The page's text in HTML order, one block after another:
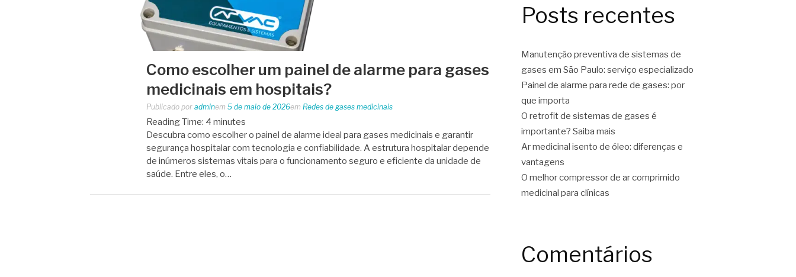
Como escolher um painel de alarme para gases
medicinais em hospitais?
Publicado por adminem 5 de maio de 2026em Redes de gases medicinais
Reading Time: 4 minutes
Descubra como escolher o painel de alarme ideal para gases medicinais e garantir
segurança hospitalar com tecnologia e confiabilidade. A estrutura hospitalar depende
de inúmeros sistemas vitais para o funcionamento seguro e eficiente da unidade de
saúde. Entre eles, o…
Posts recentes
Manutenção preventiva de sistemas de
gases em São Paulo: serviço especializado
Painel de alarme para rede de gases: por
que importa
O retrofit de sistemas de gases é
importante? Saiba mais
Ar medicinal isento de óleo: diferenças e
vantagens
O melhor compressor de ar comprimido
medicinal para clínicas
Comentários